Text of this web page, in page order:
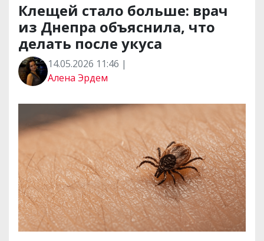
Клещей стало больше: врач
из Днепра объяснила, что
делать после укуса
14.05.2026 11:46 |
Алена Эрдем